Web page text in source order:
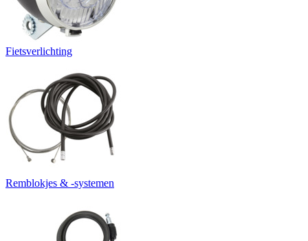
Fietsverlichting
Remblokjes & -systemen